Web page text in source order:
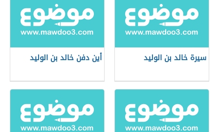
سيرة خالد بن الوليد أين دفن خالد بن الوليد